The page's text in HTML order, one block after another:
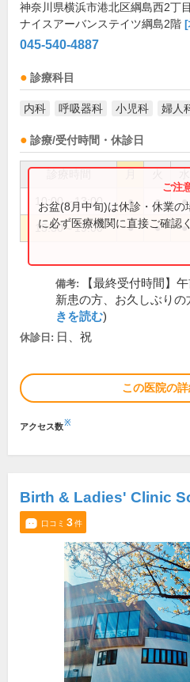
神奈川県横浜市港北区綱島西2丁
ナイスアーバンステイツ綱島2階 [
045-540-4887
診療科目
内科 呼吸器科 小児科 婦人
診療/受付時間・休診日
10:00～13:00 ● ● ●
15:30～19:00 ● ● ●
お盆(8月中旬)は休診・休業
に必ず医療機関に直接ご確認
備考:
【最終受付時間】
新患の方、お久しぶり
きを読む)
休診日: 日、祝
この医院の
アクセス数※
Birth & Ladies' Clinic
口コミ 3件